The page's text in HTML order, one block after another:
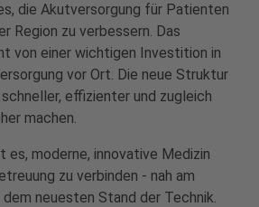
die Akutversorgung für Patienten
Region zu verbessern. Das
von einer wichtigen Investition in
vor Ort. Die neue Struktur
effizienter und zugleich
machen.
es, moderne, innovative Medizin
zu verbinden - nah am
neuesten Stand der Technik.